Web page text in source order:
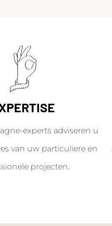
experts adviseren u
van uw particuliere en
projecten.